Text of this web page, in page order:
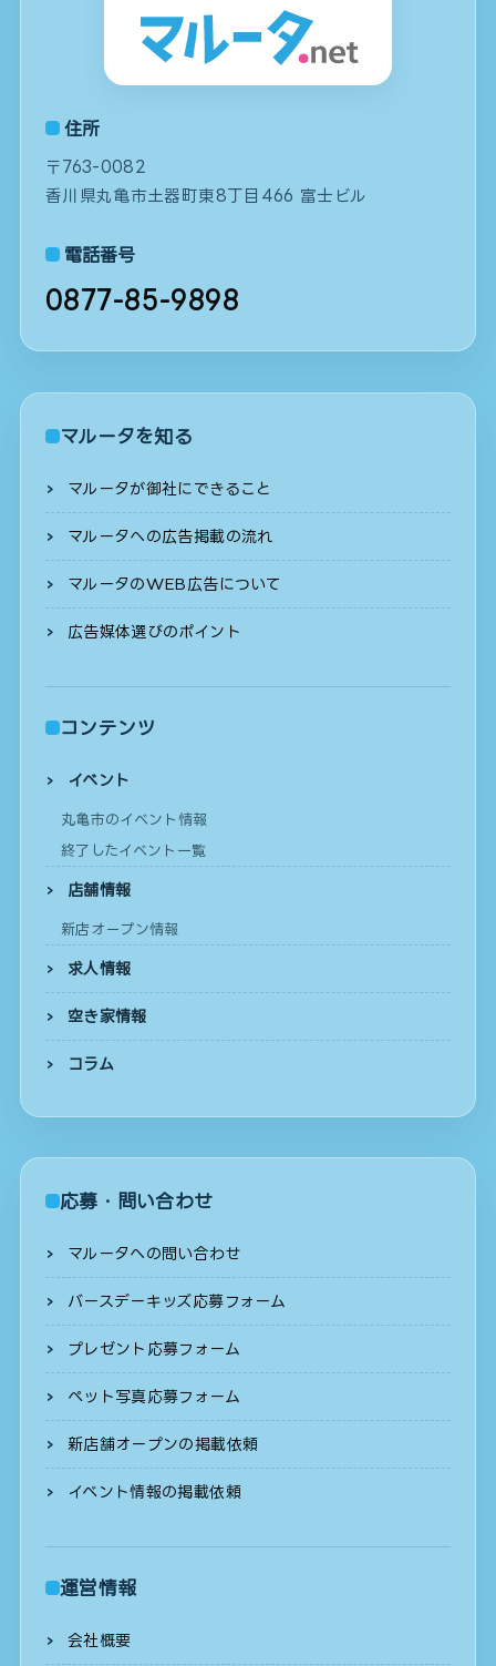
住所
〒763-0082
香川県丸亀市土器町東8丁目466 富士ビル
電話番号
0877-85-9898
マルータを知る
マルータが御社にできること
マルータへの広告掲載の流れ
マルータのWEB広告について
広告媒体選びのポイント
コンテンツ
イベント
丸亀市のイベント情報
終了したイベント一覧
店舗情報
新店オープン情報
求人情報
空き家情報
コラム
応募・問い合わせ
マルータへの問い合わせ
バースデーキッズ応募フォーム
プレゼント応募フォーム
ペット写真応募フォーム
新店舗オープンの掲載依頼
イベント情報の掲載依頼
運営情報
会社概要